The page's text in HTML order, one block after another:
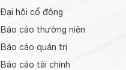
Đại hội cổ đông
Báo cáo thường niên
Báo cáo quản trị
Báo cáo tài chính